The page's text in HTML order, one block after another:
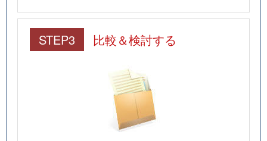
STEP3 比較＆検討する